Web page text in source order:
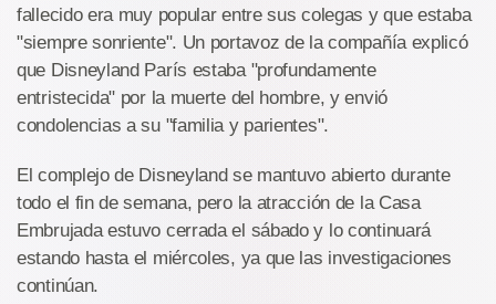
fallecido era muy popular entre sus colegas y que estaba
"siempre sonriente". Un portavoz de la compañía explicó
que Disneyland París estaba "profundamente
entristecida" por la muerte del hombre, y envió
condolencias a su "familia y parientes".
El complejo de Disneyland se mantuvo abierto durante
todo el fin de semana, pero la atracción de la Casa
Embrujada estuvo cerrada el sábado y lo continuará
estando hasta el miércoles, ya que las investigaciones
continúan.